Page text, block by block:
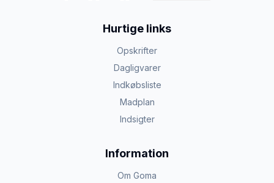
Hurtige links
Opskrifter
Dagligvarer
Indkøbsliste
Madplan
Indsigter
Information
Om Goma